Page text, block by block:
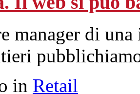
manager di
in Retail